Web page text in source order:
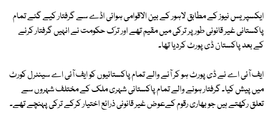
ایکسپریس نیوز کے مطابق لاہور کے بین الاقوامی ہوائی اڈے سے گرفتار کیے گئے تمام
پاکستانی غیر قانونی طور پر ترکی میں مقیم تھے اور ترک حکومت نے انہیں گرفتار کرنے
کے بعد پاکستان ڈی پورٹ کردیا تھا۔
ایف آئی اے نے ڈی پورٹ ہو کر آنے والے تمام پاکستانیوں کو ایف آئی اے سینٹرل کورٹ
میں پیش کیا۔ گرفتار ہونے والے تمام پاکستانی شہری ملک کے مختلف شہروں سے
تعلق رکھتے ہیں جو بھاری رقوم کےعوض غیر قانونی ذرائع اختیار کرکے ترکی پہنچے تھے۔